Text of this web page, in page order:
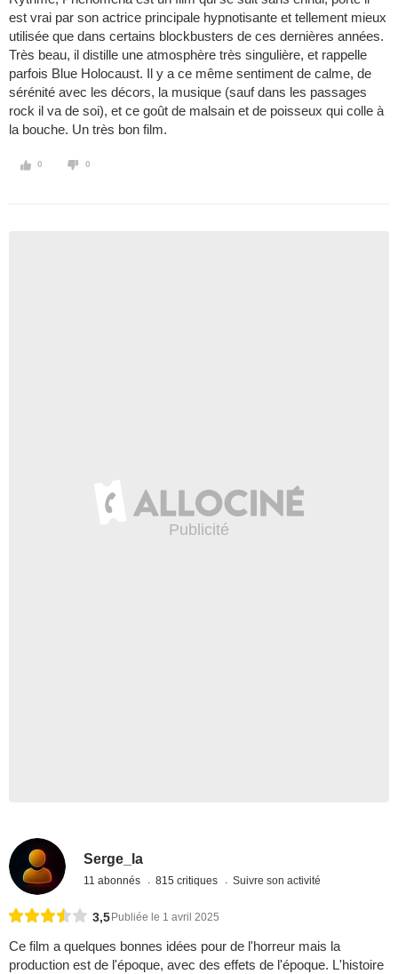
est vrai par son actrice principale hypnotisante et tellement mieux
utilisée que dans certains blockbusters de ces dernières années.
Très beau, il distille une atmosphère très singulière, et rappelle
parfois Blue Holocaust. Il y a ce même sentiment de calme, de
sérénité avec les décors, la musique (sauf dans les passages
rock il va de soi), et ce goût de malsain et de poisseux qui colle à
la bouche. Un très bon film.
0 0
Serge_la
11 abonnés 815 critiques Suivre son activité
3,5 Publiée le 1 avril 2025
Ce film a quelques bonnes idées pour de l'horreur mais la
production est de l'époque, avec des effets de l'époque. L'histoire